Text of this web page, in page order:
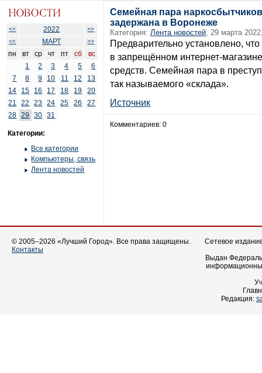
<< 2022
>>
<<
МАРТ >>
пн вт ср чт пт сб
вс
1
2 3 4 5
6
7
8 9 10 11 12
13
14
15 16 17 18 19
20
21
22 23 24 25 26
27
28
29 30 31
Категории:
Все категории
Компьютеры, связь
Лента новостей
Семейная пара
задержана в Воронеже
Категория: Лента новостей, 29 марта
Предварительно установлено,
в запрещённом интернет-
средств. Семейная пара в
так называемого «склада».
Источник
Комментариев: 0
© 2005–2026 «Лучший Город». Все права защищены.
Контакты
Сетевое
Выдан
Редакция: